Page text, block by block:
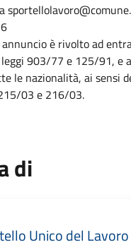
è rivolto ad
903/77 e 125/91, e
le nazionalità, ai sensi
03 e 216/03.
di
Unico del Lavoro